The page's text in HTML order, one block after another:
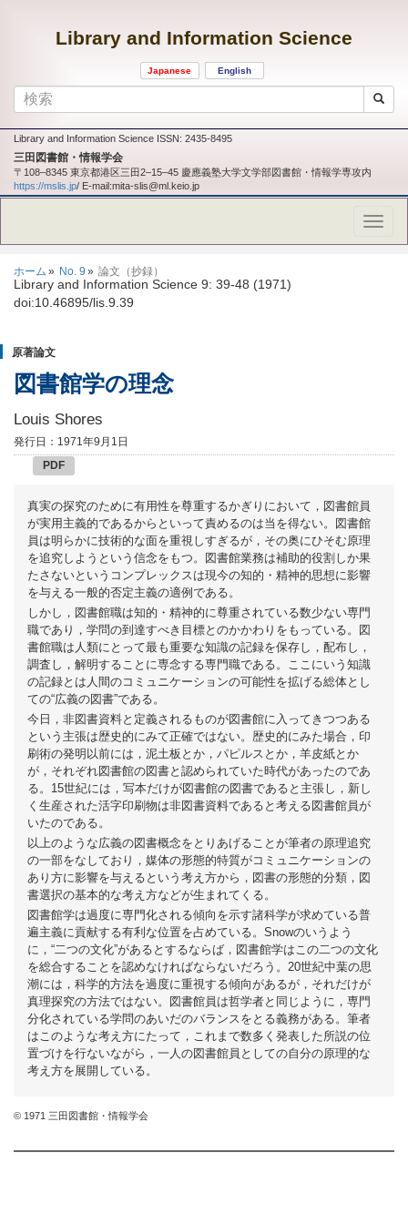
Library and Information Science
Japanese English
Library and Information Science ISSN: 2435-8495
三田図書館・情報学会
〒108‒8345 東京都港区三田2‒15‒45 慶應義塾大学文学部図書館・情報学専攻内
https://mslis.jp/ E-mail:mita-slis@ml.keio.jp
ホーム No. 9 論文（抄録）
Library and Information Science 9: 39-48 (1971)
doi:10.46895/lis.9.39
原著論文
図書館学の理念
Louis Shores
発行日：1971年9月1日
PDF
真実の探究のために有用性を尊重するかぎりにおいて，図書館員
が実用主義的であるからといって責めるのは当を得ない。図書館
員は明らかに技術的な面を重視しすぎるが，その奥にひそむ原理
を追究しようという信念をもつ。図書館業務は補助的役割しか果
たさないというコンプレックスは現今の知的・精神的思想に影響
を与える一般的否定主義の適例である。
しかし，図書館職は知的・精神的に尊重されている数少ない専門
職であり，学問の到達すべき目標とのかかわりをもっている。図
書館職は人類にとって最も重要な知識の記録を保存し，配布し，
調査し，解明することに専念する専門職である。ここにいう知識
の記録とは人間のコミュニケーションの可能性を拡げる総体とし
ての“広義の図書”である。
今日，非図書資料と定義されるものが図書館に入ってきつつある
という主張は歴史的にみて正確ではない。歴史的にみた場合，印
刷術の発明以前には，泥土板とか，パピルスとか，羊皮紙とか
が，それぞれ図書館の図書と認められていた時代があったのであ
る。15世紀には，写本だけが図書館の図書であると主張し，新し
く生産された活字印刷物は非図書資料であると考える図書館員が
いたのである。
以上のような広義の図書概念をとりあげることが筆者の原理追究
の一部をなしており，媒体の形態的特質がコミュニケーションの
あり方に影響を与えるという考え方から，図書の形態的分類，図
書選択の基本的な考え方などが生まれてくる。
図書館学は過度に専門化される傾向を示す諸科学が求めている普
遍主義に貢献する有利な位置を占めている。Snowのいうよう
に，“二つの文化”があるとするならば，図書館学はこの二つの文化
を総合することを認めなければならないだろう。20世紀中葉の思
潮には，科学的方法を過度に重視する傾向があるが，それだけが
真理探究の方法ではない。図書館員は哲学者と同じように，専門
分化されている学問のあいだのバランスをとる義務がある。筆者
はこのような考え方にたって，これまで数多く発表した所説の位
置づけを行ないながら，一人の図書館員としての自分の原理的な
考え方を展開している。
© 1971 三田図書館・情報学会